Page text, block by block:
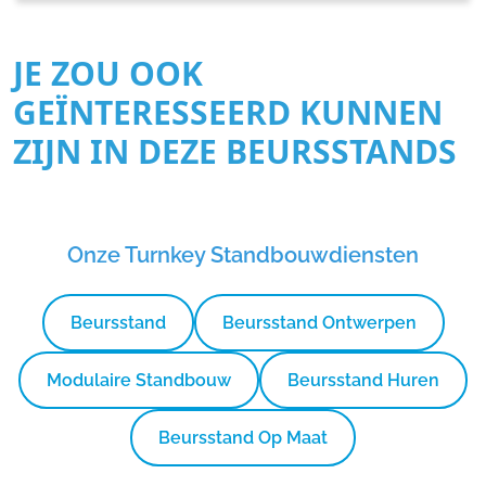
JE ZOU OOK
GEÏNTERESSEERD KUNNEN
ZIJN IN DEZE BEURSSTANDS
Onze Turnkey Standbouwdiensten
Beursstand Beursstand Ontwerpen
Modulaire Standbouw Beursstand Huren
Beursstand Op Maat